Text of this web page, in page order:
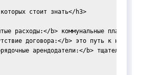
стоит знать</h3>
расходы:</b> коммунальные платежи,
договора:</b> это путь к
арендодатели:</b> тщательно